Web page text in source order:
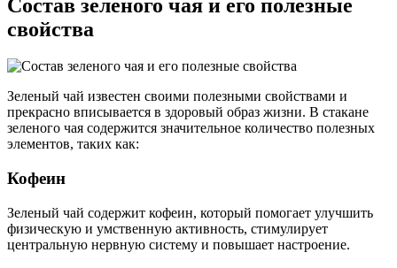
Состав зеленого чая и его полезные
свойства
Зеленый чай известен своими полезными свойствами и
прекрасно вписывается в здоровый образ жизни. В стакане
зеленого чая содержится значительное количество полезных
элементов, таких как:
Кофеин
Зеленый чай содержит кофеин, который помогает улучшить
физическую и умственную активность, стимулирует
центральную нервную систему и повышает настроение.